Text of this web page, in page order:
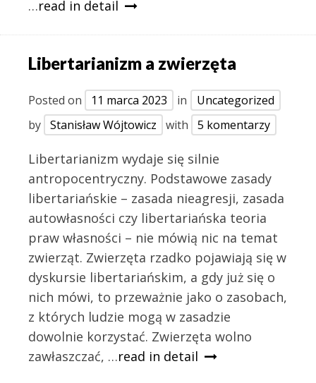
…read in detail
Libertarianizm a zwierzęta
Posted on 11 marca 2023 in
Uncategorized
by Stanisław Wójtowicz with 5 komentarzy
Libertarianizm wydaje się silnie
antropocentryczny. Podstawowe zasady
libertariańskie – zasada nieagresji, zasada
autowłasności czy libertariańska teoria
praw własności – nie mówią nic na temat
zwierząt. Zwierzęta rzadko pojawiają się w
dyskursie libertariańskim, a gdy już się o
nich mówi, to przeważnie jako o zasobach,
z których ludzie mogą w zasadzie
dowolnie korzystać. Zwierzęta wolno
zawłaszczać, …read in detail